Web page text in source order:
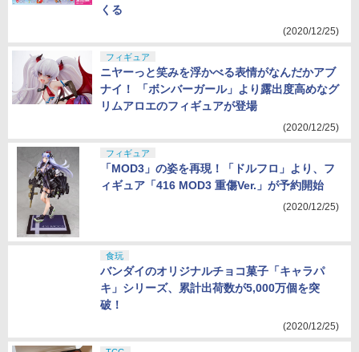
くる
(2020/12/25)
フィギュア
ニヤーっと笑みを浮かべる表情がなんだかアブ
ナイ！ 「ボンバーガール」より露出度高めなグ
リムアロエのフィギュアが登場
(2020/12/25)
フィギュア
「MOD3」の姿を再現！「ドルフロ」より、フ
ィギュア「416 MOD3 重傷Ver.」が予約開始
(2020/12/25)
食玩
バンダイのオリジナルチョコ菓子「キャラパ
キ」シリーズ、累計出荷数が5,000万個を突
破！
(2020/12/25)